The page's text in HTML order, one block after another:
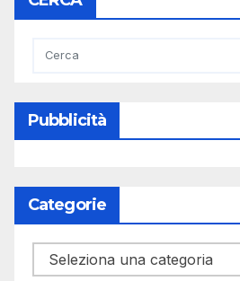
Pubblicità
Categorie
Categorie